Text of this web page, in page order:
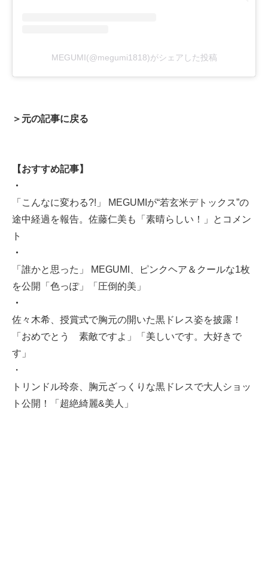
MEGUMI(@megumi1818)がシェアした投稿
＞元の記事に戻る
【おすすめ記事】
・
「こんなに変わる?!」 MEGUMIが“若玄米デトックス”の
途中経過を報告。佐藤仁美も「素晴らしい！」とコメン
ト
・
「誰かと思った」 MEGUMI、ピンクヘア＆クールな1枚
を公開「色っぽ」「圧倒的美」
・
佐々木希、授賞式で胸元の開いた黒ドレス姿を披露！
「おめでとう 素敵ですよ」「美しいです。大好きで
す」
・
トリンドル玲奈、胸元ざっくりな黒ドレスで大人ショッ
ト公開！「超絶綺麗&美人」